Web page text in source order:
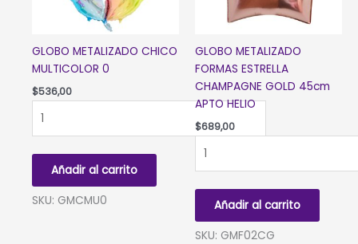
GLOBO METALIZADO CHICO
MULTICOLOR 0
$536,00
METALIZADO
MULTICOLOR
cantidad
Añadir al carrito
SKU: GMCMU0
GLOBO METALIZADO
FORMAS ESTRELLA
CHAMPAGNE GOLD 45cm
APTO HELIO
$689,00
METALIZADO
ESTRELLA
CHAMPAGNE
GOLD
Añadir al carrito
SKU: GMF02CG